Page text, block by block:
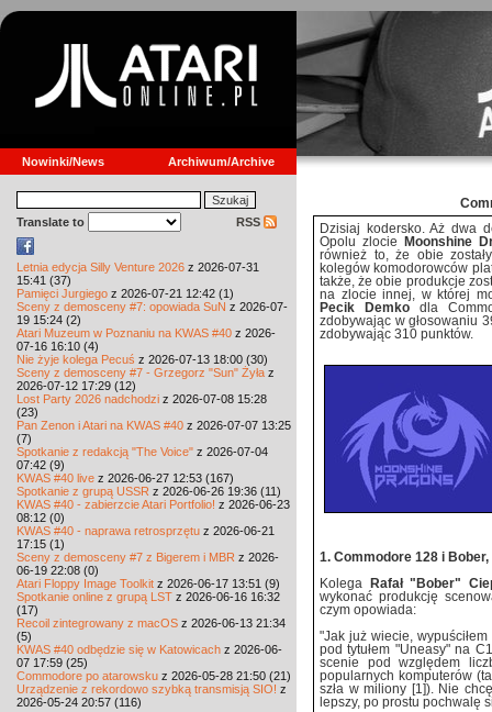
Nowinki/News Archiwum/Archive
Translate to RSS
Letnia edycja Silly Venture 2026 z 2026-07-31
15:41 (37)
Pamięci Jurgiego z 2026-07-21 12:42 (1)
Sceny z demosceny #7: opowiada SuN z 2026-07-
19 15:24 (2)
Atari Muzeum w Poznaniu na KWAS #40 z 2026-
07-16 16:10 (4)
Nie żyje kolega Pecuś z 2026-07-13 18:00 (30)
Sceny z demosceny #7 - Grzegorz "Sun" Żyła z
2026-07-12 17:29 (12)
Lost Party 2026 nadchodzi z 2026-07-08 15:28
(23)
Pan Zenon i Atari na KWAS #40 z 2026-07-07 13:25
(7)
Spotkanie z redakcją "The Voice" z 2026-07-04
07:42 (9)
KWAS #40 live z 2026-06-27 12:53 (167)
Spotkanie z grupą USSR z 2026-06-26 19:36 (11)
KWAS #40 - zabierzcie Atari Portfolio! z 2026-06-23
08:12 (0)
KWAS #40 - naprawa retrosprzętu z 2026-06-21
17:15 (1)
Sceny z demosceny #7 z Bigerem i MBR z 2026-
06-19 22:08 (0)
Atari Floppy Image Toolkit z 2026-06-17 13:51 (9)
Spotkanie online z grupą LST z 2026-06-16 16:32
(17)
Recoil zintegrowany z macOS z 2026-06-13 21:34
(5)
KWAS #40 odbędzie się w Katowicach z 2026-06-
07 17:59 (25)
Commodore po atarowsku z 2026-05-28 21:50 (21)
Urządzenie z rekordowo szybką transmisją SIO! z
2026-05-24 20:57 (116)
Dzisiaj kodersko. Aż dwa
Opolu zlocie
Moonshine
również to, że obie
kolegów komodorowców
także, że obie produkcje
na zlocie innej, w której
Pecik Demko dla
zdobywając w głosowaniu
zdobywając 310 punktów.
1. Commodore 128 i
Kolega
Rafał "Bober"
wykonać produkcję
czym opowiada:
"Jak już wiecie,
pod tytułem "Uneasy" na
scenie pod względem
popularnych komputerów
szła w miliony [1]). Nie
lepszy, po prostu pochwalę